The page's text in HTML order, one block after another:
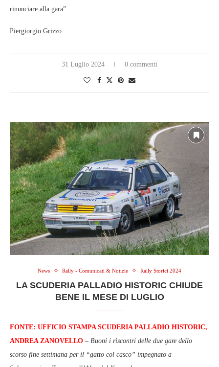
rinunciare alla gara”.
Piergiorgio Grizzo
31 Luglio 2024 0 commenti
News Rally - Comunicati & Notizie Rally Storici 2024
LA SCUDERIA PALLADIO HISTORIC CHIUDE
BENE IL MESE DI LUGLIO
FONTE: UFFICIO STAMPA SCUDERIA PALLADIO HISTORIC,
ANDREA ZANOVELLO – Buoni i riscontri delle due gare dello
scorso fine settimana per il “gatto col casco” impegnato a